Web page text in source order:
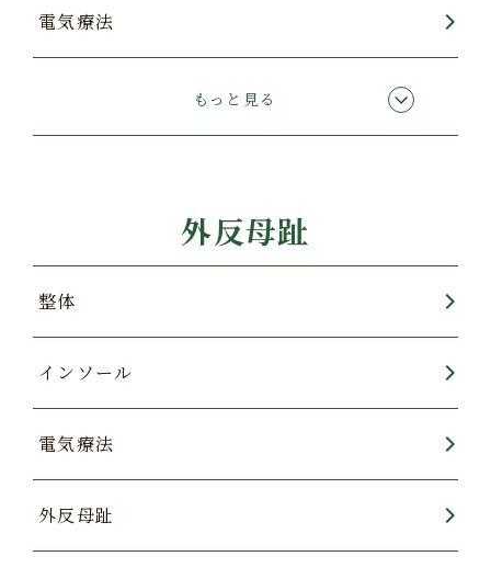
電気療法
エコー【超音波】検査もっと見る
外反母趾
整体
インソール
電気療法
外反母趾